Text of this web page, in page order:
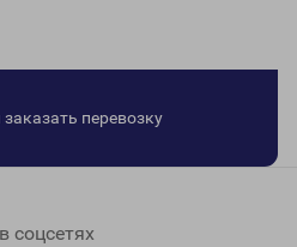
перевозку
соцсетях